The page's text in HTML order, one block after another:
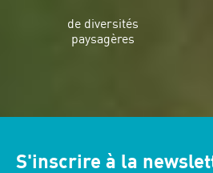
de diversités
paysagères
S'inscrire à la